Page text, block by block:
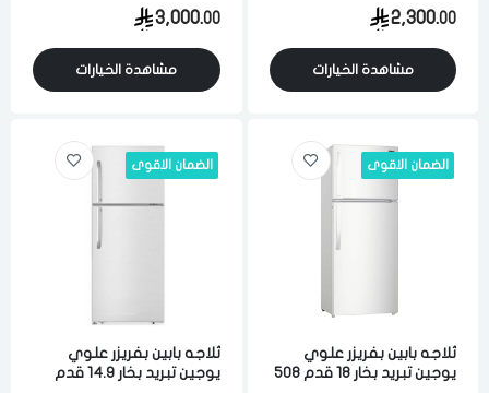
2,300.00
مشاهدة الخيارات
3,000.00
مشاهدة الخيارات
الضمان الاقوى
ثلاجه بابين بفريزر علوي
يوجين تبريد بخار 18 قدم 508
الضمان الاقوى
ثلاجه بابين بفريزر علوي
يوجين تبريد بخار 14.9 قدم
الشروط والاحكام
فى حالة تغيير المدينة قد تفقد بعض او كل المنتجات التي تم اضافتها